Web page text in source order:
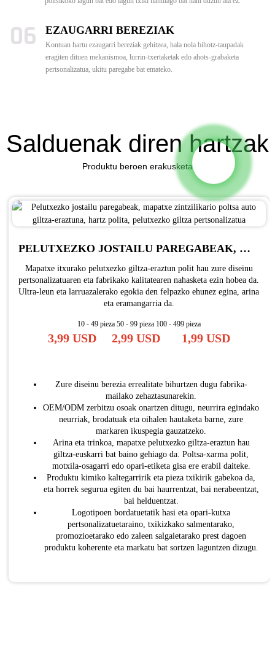
06 EZAUGARRI BEREZIAK
Kontuan hartu ezaugarri bereziak gehitzea, hala nola bihotz-taupadak
eragiten dituen mekanismoa, lurrin-txertaketak edo ahots-grabaketa
pertsonalizatua, ukitu paregabe bat emateko.
Salduenak diren hartzak
Produktu beroen erakusketa
PELUTXEZKO JOSTAILU PAREGABEAK, MAPATXE ZINTZILIKARIO POLTSA AUTO GILTZA-ERAZTUNA, HARTZ POLITA, PELUTXEZKO GILTZA PERTSONALIZATUA
Mapatxe itxurako pelutxezko giltza-eraztun polit hau zure diseinu
pertsonalizatuaren eta fabrikako kalitatearen nahasketa ezin hobea da.
Ultra-leun eta larruazalerako egokia den felpazko ehunez egina, arina
eta eramangarria da.
10 - 49 pieza 50 - 99 pieza 100 - 499 pieza
3,99 USD 2,99 USD 1,99 USD
Zure diseinu berezia errealitate bihurtzen dugu fabrika-
mailako zehaztasunarekin.
OEM/ODM zerbitzu osoak onartzen ditugu, neurrira egindako
neurriak, brodatuak eta oihalen hautaketa barne, zure
markaren ikuspegia gauzatzeko.
Arina eta trinkoa, mapatxe pelutxezko giltza-eraztun hau
giltza-euskarri bat baino gehiago da. Poltsa-xarma polit,
motxila-osagarri edo opari-etiketa gisa ere erabil daiteke.
Produktu kimiko kaltegarririk eta pieza txikirik gabekoa da,
eta horrek segurua egiten du bai haurrentzat, bai nerabeentzat,
bai helduentzat.
Logotipoen bordatuetatik hasi eta opari-kutxa
pertsonalizatuetaraino, txikizkako salmentarako,
promozioetarako edo zaleen salgaietarako prest dagoen
produktu koherente eta markatu bat sortzen laguntzen dizugu.